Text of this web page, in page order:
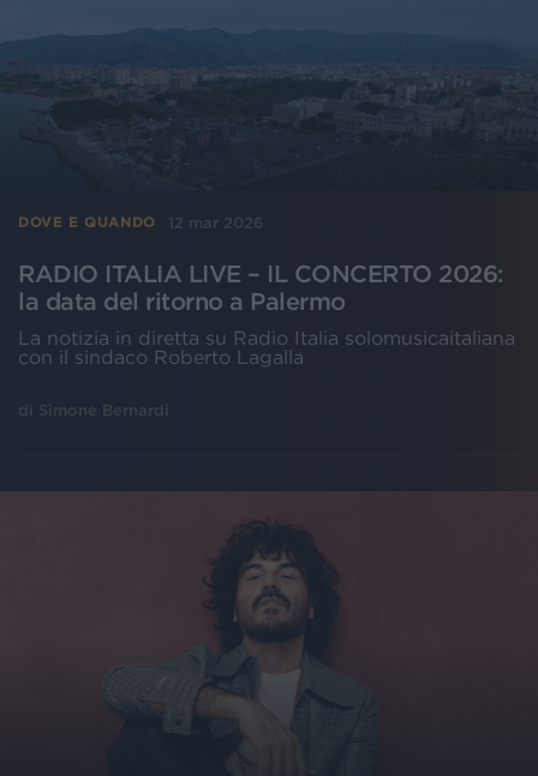
DOVE E QUANDO 12 mar 2026
RADIO ITALIA LIVE – IL CONCERTO 2026:
la data del ritorno a Palermo
La notizia in diretta su Radio Italia solomusicaitaliana
con il sindaco Roberto Lagalla
di Simone Bernardi